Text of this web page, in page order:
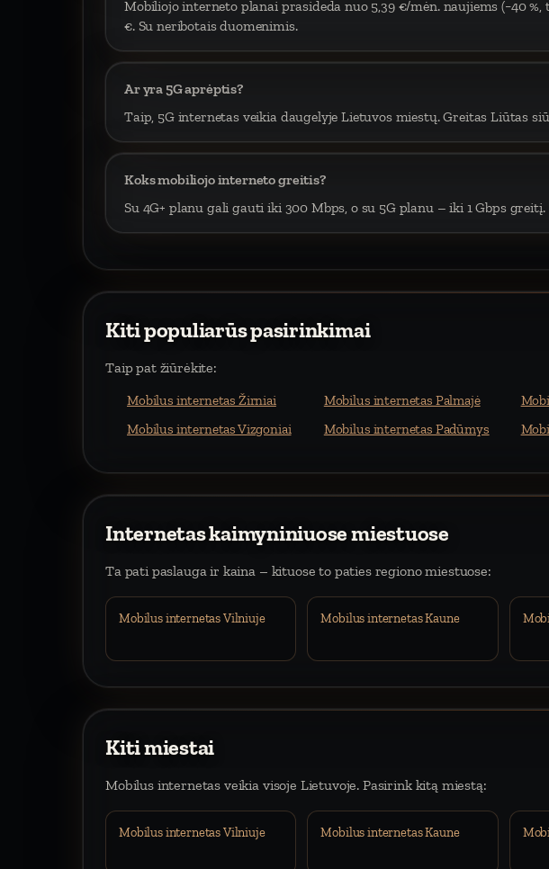
Mobiliojo interneto planai prasideda nuo 5,39 €/mėn. naujiems (−40 %,
€. Su neribotais duomenimis.
Ar yra 5G aprėptis?
Taip, 5G internetas veikia daugelyje Lietuvos miestų. Greitas Liūtas
Koks mobiliojo interneto greitis?
Su 4G+ planu gali gauti iki 300 Mbps, o su 5G planu – iki 1 Gbps greitį.
Kiti populiarūs pasirinkimai
Taip pat žiūrėkite:
Mobilus internetas Žirniai Mobilus internetas Palmajė
Mobilus internetas Vizgoniai
Mobilus internetas Padūmys
Internetas kaimyniniuose miestuose
Ta pati paslauga ir kaina – kituose to paties regiono miestuose:
Mobilus internetas Vilniuje Mobilus internetas Kaune
Kiti miestai
Mobilus internetas veikia visoje Lietuvoje. Pasirink kitą miestą:
Mobilus internetas Vilniuje Mobilus internetas Kaune